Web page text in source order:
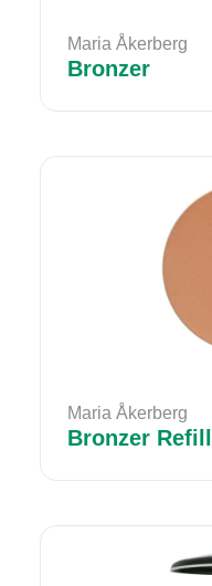
Maria Åkerberg
Bronzer
Maria Åkerberg
Bronzer Refill